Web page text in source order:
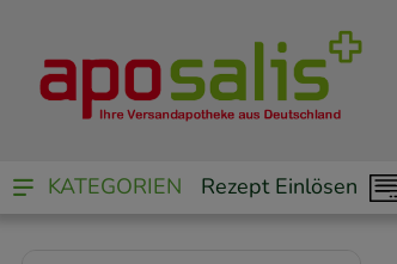
KATEGORIEN Rezept Einlösen